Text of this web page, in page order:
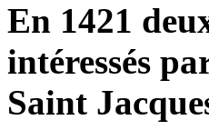
En 1421
intéressés
Saint